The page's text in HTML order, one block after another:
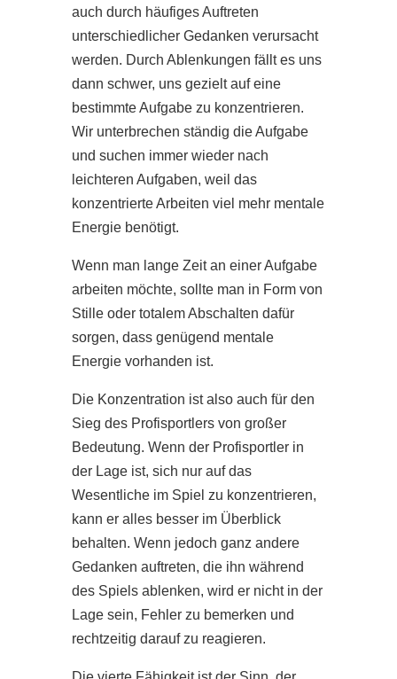
auch durch häufiges Auftreten
unterschiedlicher Gedanken verursacht
werden. Durch Ablenkungen fällt es uns
dann schwer, uns gezielt auf eine
bestimmte Aufgabe zu konzentrieren.
Wir unterbrechen ständig die Aufgabe
und suchen immer wieder nach
leichteren Aufgaben, weil das
konzentrierte Arbeiten viel mehr mentale
Energie benötigt.
Wenn man lange Zeit an einer Aufgabe
arbeiten möchte, sollte man in Form von
Stille oder totalem Abschalten dafür
sorgen, dass genügend mentale
Energie vorhanden ist.
Die Konzentration ist also auch für den
Sieg des Profisportlers von großer
Bedeutung. Wenn der Profisportler in
der Lage ist, sich nur auf das
Wesentliche im Spiel zu konzentrieren,
kann er alles besser im Überblick
behalten. Wenn jedoch ganz andere
Gedanken auftreten, die ihn während
des Spiels ablenken, wird er nicht in der
Lage sein, Fehler zu bemerken und
rechtzeitig darauf zu reagieren.